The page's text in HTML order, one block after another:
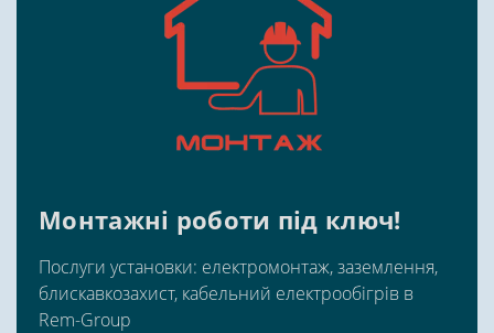
Монтажні роботи під ключ!
Послуги установки: електромонтаж, заземлення,
блискавкозахист, кабельний електрообігрів в
Rem-Group